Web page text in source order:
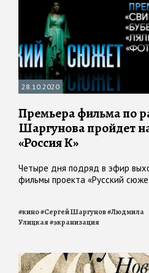
28.10.2020
Премьера фильма по
Шаргунова пройдет
«Россия К»
Четыре дня подряд в эфир
фильмы проекта «Русский
#кино#Сергей Шаргунов#Людмила
Улицкая#экранизация